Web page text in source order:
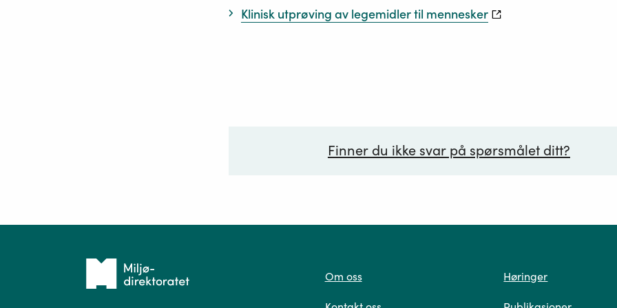
Klinisk utprøving av legemidler til mennesker
Finner du ikke svar på spørsmålet ditt?
Tilbake
Om oss Høringer